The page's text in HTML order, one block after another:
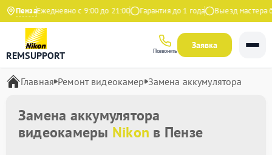
ПензаЕжедневно с 9:00 до 21:00 Гарантия до 1 года Выезд мастера
REMSUPPORT Позвонить
Заявка
Главная Ремонт видеокамер Замена аккумулятора
Замена аккумулятора
видеокамеры Nikon в Пензе